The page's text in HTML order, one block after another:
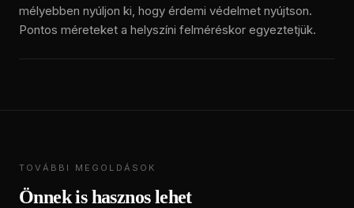
mélyebben nyúljon ki, hogy érdemi védelmet nyújtson.
Pontos méreteket a helyszíni felméréskor egyeztetjük.
TOVÁBBI MEGOLDÁSOK
Önnek is hasznos lehet